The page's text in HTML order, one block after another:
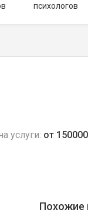
психологов
услуги: от
Похожие